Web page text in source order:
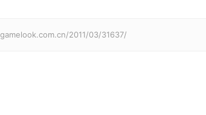
2011/03/31637/